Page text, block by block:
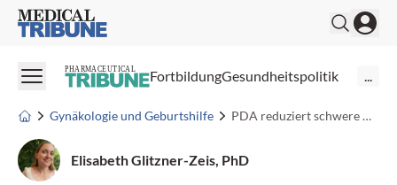
Medical Tribune
PHARMACEUTICAL FortbildungGesundheitspolitik ...
Gynäkologie und Geburtshilfe PDA reduziert schwere Komplikationen nach Entbindung
Elisabeth Glitzner-Zeis, PhD